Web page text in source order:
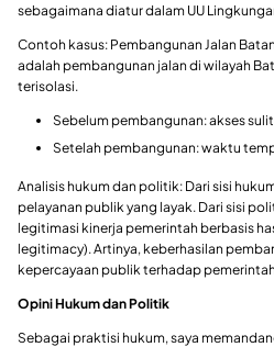
sebagaimana diatur dalam UU
Contoh kasus: Pembangunan Jalan
adalah pembangunan jalan di wilayah
terisolasi.
Sebelum pembangunan: akses
Setelah pembangunan: waktu
Analisis hukum dan politik: Dari sisi
pelayanan publik yang layak. Dari sisi
legitimasi kinerja pemerintah berbasis
legitimacy). Artinya, keberhasilan
kepercayaan publik terhadap
Opini Hukum dan Politik
Sebagai praktisi hukum, saya